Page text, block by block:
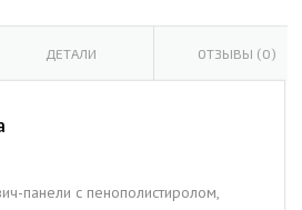
ДЕТАЛИ ОТЗЫВЫ (0)
панели с пенополистиролом,